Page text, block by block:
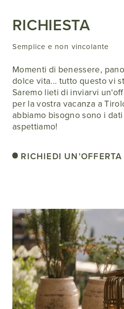
RICHIESTA
Semplice e non vincolante
Momenti di benessere,
dolce vita... tutto questo vi
Saremo lieti di inviarvi
per la vostra vacanza a
abbiamo bisogno sono i
aspettiamo!
RICHIEDI UN’OFFERTA